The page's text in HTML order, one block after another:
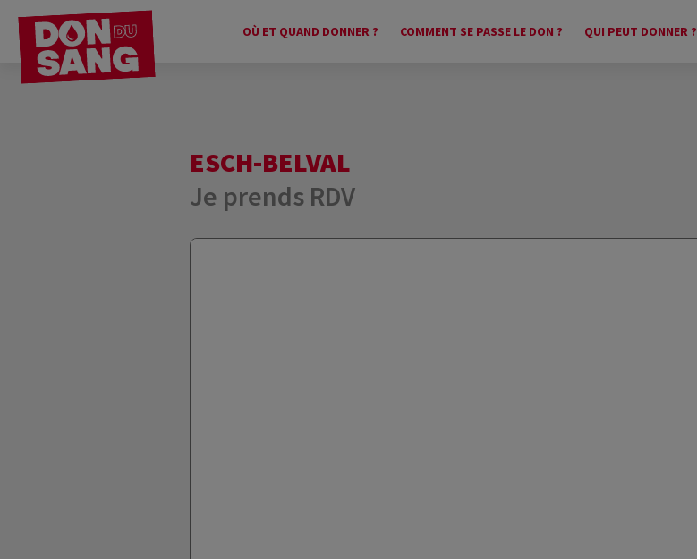
OÙ ET QUAND DONNER ? COMMENT SE PASSE LE DON ? QUI PEUT DONNER ?
ESCH-BELVAL
Je prends RDV